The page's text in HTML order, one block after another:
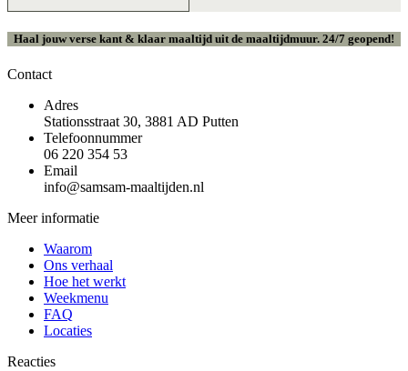
Haal jouw verse kant & klaar maaltijd uit de maaltijdmuur. 24/7 geopend!
Contact
Adres
Stationsstraat 30, 3881 AD Putten
Telefoonnummer
06 220 354 53
Email
info@samsam-maaltijden.nl
Meer informatie
Waarom
Ons verhaal
Hoe het werkt
Weekmenu
FAQ
Locaties
Reacties